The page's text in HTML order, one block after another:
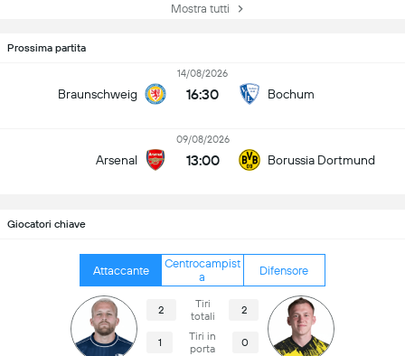
Mostra tutti
Prossima partita
Braunschweig
14/08/2026
16:30 Bochum
Arsenal
09/08/2026
13:00 Borussia Dortmund
Giocatori chiave
Attaccante
Centrocampist
a
Difensore
2
Tiri
totali
2
1
Tiri in
porta
0